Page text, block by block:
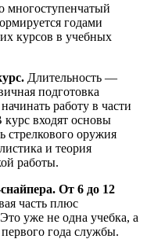
годами
курсов в учебных
Длительность —
подготовка
работу в части
входят основы
стрелкового оружия
и теория
работы.
От 6 до 12
часть плюс
уже не одна учебка, а
года службы.